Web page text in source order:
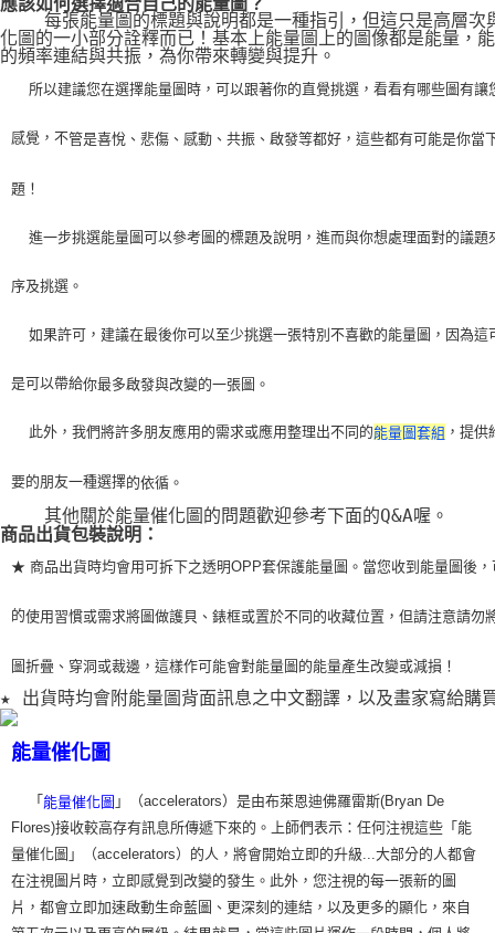
每張能量圖的標題與說明都是一種指引，但這只是高層次
化圖的一小部分詮釋而已！基本上能量圖上的圖像都是能量，
的頻率連結與共振，為你帶來轉變與提升。
所以建議您在選擇能量圖時，可以跟著你的直覺挑選，看看有哪些圖有讓
感覺，不管是喜悅、悲傷、感動、共振、啟發等都好，這些都有可能是你當
題！
進一步挑選能量圖可以參考圖的標題及說明，進而與你想處理面對的議題
序及挑選。
如果許可，建議在最後你可以至少挑選一張特別不喜歡的能量圖，因為這
是可以帶給你最多啟發與改變的一張圖。
    此外，我們將許多朋友應用的需求或應用整理出不同的
能量圖套組 ，提供
要的朋友一種選擇的依循。
    其他關於能量催化圖的問題歡迎參考下面的Q&A喔。
商品出貨包裝說明：
★ 商品出貨時均會用可拆下之透明OPP套保護能量圖。當您收到能量圖後，
的使用習慣或需求將圖做護貝、錶框或置於不同的收藏位置，但請注意請勿
圖折疊、穿洞或裁邊，這樣作可能會對能量圖的能量產生改變或減損！
★ 出貨時均會附能量圖背面訊息之中文翻譯，以及畫家寫給購
能量催化圖
「 能量催化圖 」（accelerators）是由布萊恩迪佛羅雷斯(Bryan De
Flores)接收較高存有訊息所傳遞下來的。上師們表示：任何注視這些「能
量催化圖」（accelerators）的人，將會開始立即的升級...大部分的人都會
在注視圖片時，立即感覺到改變的發生。此外，您注視的每一張新的圖
片，都會立即加速啟動生命藍圖、更深刻的連結，以及更多的顯化，來自